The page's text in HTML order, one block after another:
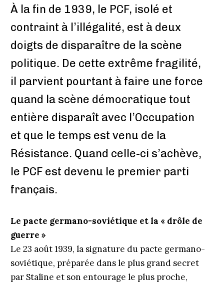
À la fin de 1939, le PCF, isolé et
contraint à l’illégalité, est à deux
doigts de disparaître de la scène
politique. De cette extrême fragilité,
il parvient pourtant à faire une force
quand la scène démocratique tout
entière disparaît avec l’Occupation
et que le temps est venu de la
Résistance. Quand celle-ci s’achève,
le PCF est devenu le premier parti
français.
Le pacte germano-soviétique et la « drôle de
guerre »
Le 23 août 1939, la signature du pacte germano-
soviétique, préparée dans le plus grand secret
par Staline et son entourage le plus proche,